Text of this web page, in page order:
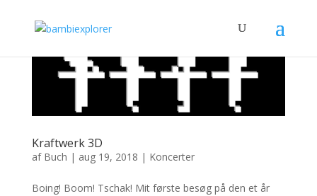
Kraftwerk 3D
af Buch | aug 19, 2018 | Koncerter
Boing! Boom! Tschak! Mit første besøg på den et år